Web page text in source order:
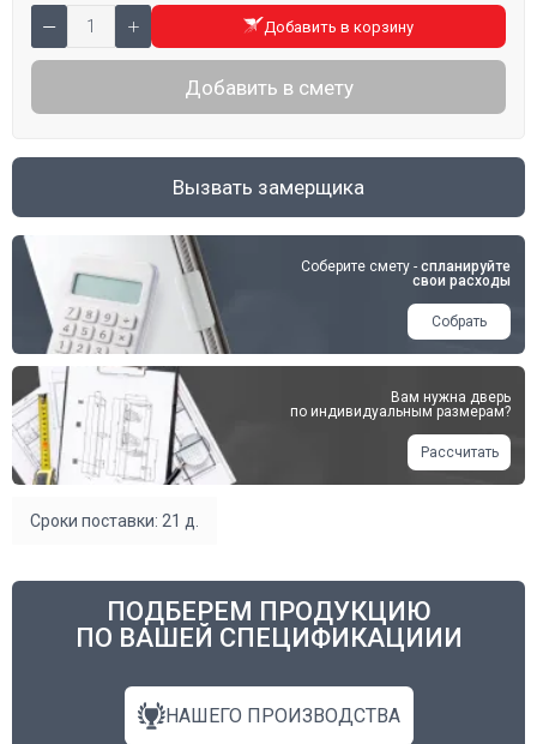
Добавить в корзину
Добавить в смету
Вызвать замерщика
Соберите смету - спланируйте
свои расходы
Собрать
Вам нужна дверь
по индивидуальным размерам?
Рассчитать
Сроки поставки: 21 д.
ПОДБЕРЕМ ПРОДУКЦИЮ
ПО ВАШЕЙ СПЕЦИФИКАЦИИИ
НАШЕГО ПРОИЗВОДСТВА